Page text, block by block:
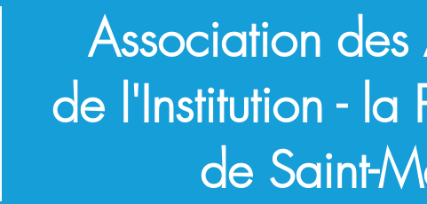
Association des
de l'Institution - la
de Saint-